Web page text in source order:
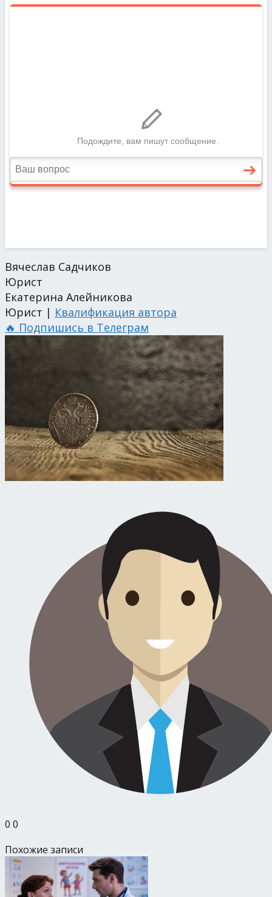
Вячеслав Садчиков
Юрист
Екатерина Алейникова
Юрист | Квалификация автора
🔥 Подпишись в Телеграм
0 0
Похожие записи